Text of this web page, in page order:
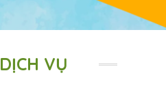
DỊCH VỤ